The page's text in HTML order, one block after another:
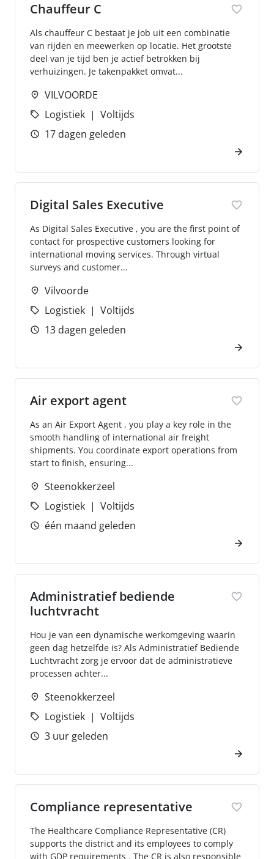
Chauffeur C
Als chauffeur C bestaat je job uit een combinatie
van rijden en meewerken op locatie. Het grootste
deel van je tijd ben je actief betrokken bij
verhuizingen. Je takenpakket omvat...
VILVOORDE
Logistiek
Voltijds
17 dagen geleden
Digital Sales Executive
As Digital Sales Executive , you are the first point of
contact for prospective customers looking for
international moving services. Through virtual
surveys and customer...
Vilvoorde
Logistiek
Voltijds
13 dagen geleden
Air export agent
As an Air Export Agent , you play a key role in the
smooth handling of international air freight
shipments. You coordinate export operations from
start to finish, ensuring...
Steenokkerzeel
Logistiek
Voltijds
één maand geleden
Administratief bediende
luchtvracht
Hou je van een dynamische werkomgeving waarin
geen dag hetzelfde is? Als Administratief Bediende
Luchtvracht zorg je ervoor dat de administratieve
processen achter...
Steenokkerzeel
Logistiek
Voltijds
3 uur geleden
Compliance representative
The Healthcare Compliance Representative (CR)
supports the district and its employees to comply
with GDP requirements . The CR is also responsible